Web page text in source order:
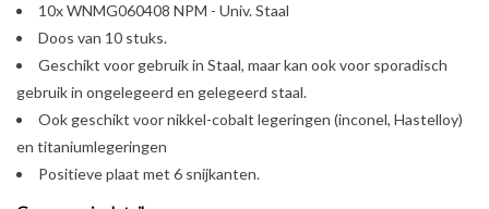
10x WNMG060408 NPM - Univ. Staal
Doos van 10 stuks.
Geschikt voor gebruik in Staal, maar kan ook voor sporadisch
gebruik in ongelegeerd en gelegeerd staal.
Ook geschikt voor nikkel-cobalt legeringen (inconel, Hastelloy)
en titaniumlegeringen
Positieve plaat met 6 snijkanten.